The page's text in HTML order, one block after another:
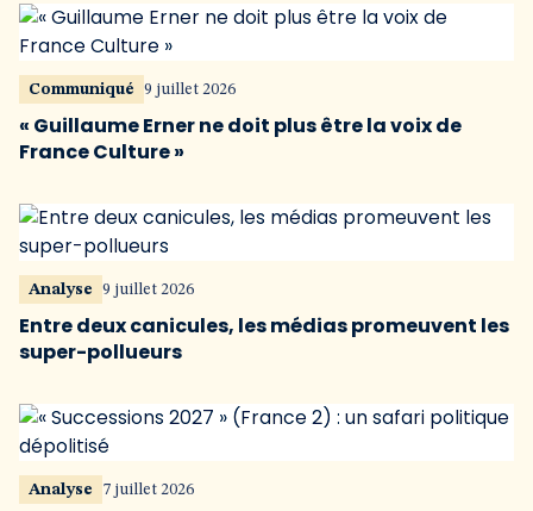
Communiqué 9 juillet 2026
« Guillaume Erner ne doit plus être la voix de
France Culture »
Analyse 9 juillet 2026
Entre deux canicules, les médias promeuvent les
super-pollueurs
Analyse 7 juillet 2026